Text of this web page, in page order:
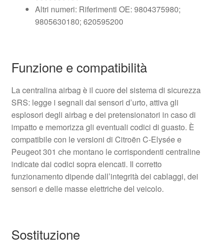
Altri numeri: Riferimenti OE: 9804375980;
9805630180; 620595200
Funzione e compatibilità
La centralina airbag è il cuore del sistema di sicurezza
SRS: legge i segnali dai sensori d’urto, attiva gli
esplosori degli airbag e dei pretensionatori in caso di
impatto e memorizza gli eventuali codici di guasto. È
compatibile con le versioni di Citroën C‑Elysée e
Peugeot 301 che montano le corrispondenti centraline
indicate dai codici sopra elencati. Il corretto
funzionamento dipende dall’integrità dei cablaggi, dei
sensori e delle masse elettriche del veicolo.
Sostituzione